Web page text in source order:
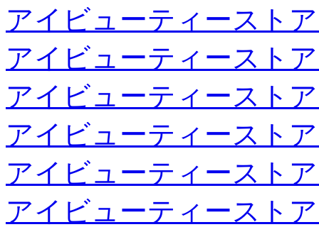
アイビューティースト
アイビューティースト
アイビューティースト
アイビューティースト
アイビューティースト
アイビューティースト